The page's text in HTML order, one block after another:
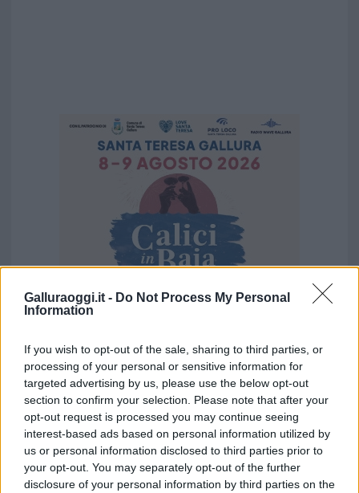
Galluraoggi.it - Do Not Process My Personal
Information
If you wish to opt-out of the sale, sharing to third parties, or
processing of your personal or sensitive information for
targeted advertising by us, please use the below opt-out
section to confirm your selection. Please note that after your
opt-out request is processed you may continue seeing
interest-based ads based on personal information utilized by
us or personal information disclosed to third parties prior to
your opt-out. You may separately opt-out of the further
disclosure of your personal information by third parties on the
Vuoi rimuovere le pubblicità nazionali?
Puoi abbonarti asoli € 1,10 al mese
cliccandoqui
Sei già abbonato?